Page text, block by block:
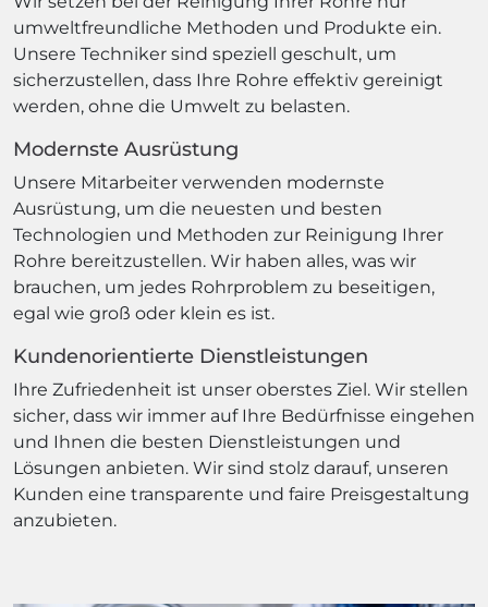
umweltfreundliche Methoden und Produkte ein.
Unsere Techniker sind speziell geschult, um
sicherzustellen, dass Ihre Rohre effektiv gereinigt
werden, ohne die Umwelt zu belasten.
Modernste Ausrüstung
Unsere Mitarbeiter verwenden modernste
Ausrüstung, um die neuesten und besten
Technologien und Methoden zur Reinigung Ihrer
Rohre bereitzustellen. Wir haben alles, was wir
brauchen, um jedes Rohrproblem zu beseitigen,
egal wie groß oder klein es ist.
Kundenorientierte Dienstleistungen
Ihre Zufriedenheit ist unser oberstes Ziel. Wir stellen
sicher, dass wir immer auf Ihre Bedürfnisse eingehen
und Ihnen die besten Dienstleistungen und
Lösungen anbieten. Wir sind stolz darauf, unseren
Kunden eine transparente und faire Preisgestaltung
anzubieten.